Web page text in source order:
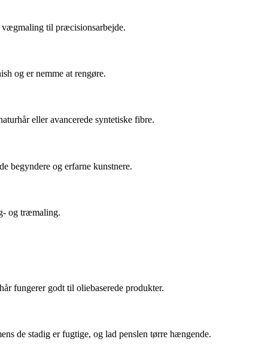
vægmaling til præcisionsarbejde.
og er nemme at rengøre.
eller avancerede syntetiske fibre.
begyndere og erfarne kunstnere.
og træmaling.
fungerer godt til oliebaserede produkter.
de stadig er fugtige, og lad penslen tørre hængende.